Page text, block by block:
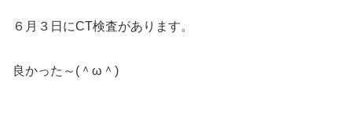
６月３日にCT検査があります。
良かった～(＾ω＾)